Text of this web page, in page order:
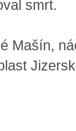
smrt.
Mašín,